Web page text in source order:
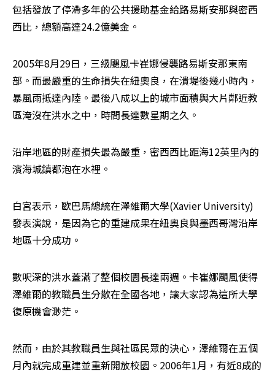
包括發放了停滯多年的公共援助基金給路易斯安那與密西
西比，總額高達24.2億美金。
2005年8月29日，三級颶風卡崔娜侵襲路易斯安那東南
部。而最嚴重的生命損失在紐奧良，在潰堤後幾小時內，
暴風雨抵達內陸。最後八成以上的城市面積與大片鄰近教
區淹沒在洪水之中，時間長達數星期之久。
沿岸地區的財產損失最為嚴重，密西西比距海12英里內的
濱海城鎮都泡在水裡。
白宮表示，歐巴馬總統在澤維爾大學(Xavier University)
發表演說，是因為它的重建成果在紐奧良與墨西哥灣沿岸
地區十分成功。
數呎深的洪水蓋滿了整個校園長達兩週。卡崔娜颶風使得
澤維爾的教職員生分散在全國各地，讓大家認為這所大學
復原機會渺茫。
然而，由於其教職員生與社區民眾的決心，澤維爾在五個
月內就完成重建並重新開放校園。2006年1月，有近8成的